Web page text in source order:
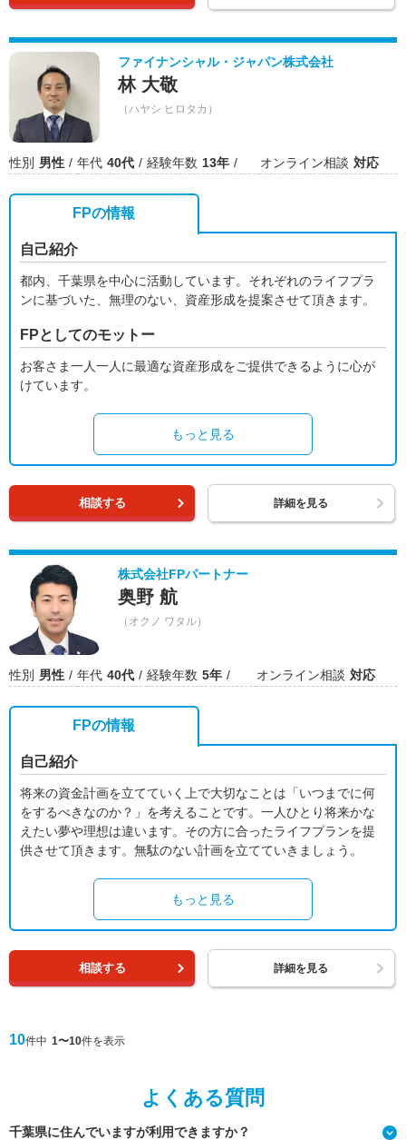
ファイナンシャル・ジャパン株式会社
林 大敬
（ハヤシ ヒロタカ）
性別 男性 年代 40代 経験年数 13年 オンライン相談 対応
FPの情報
自己紹介
都内、千葉県を中心に活動しています。それぞれのライフプラ
ンに基づいた、無理のない、資産形成を提案させて頂きます。
FPとしてのモットー
お客さま一人一人に最適な資産形成をご提供できるように心が
けています。
もっと見る
相談する 詳細を見る
株式会社FPパートナー
奥野 航
（オクノ ワタル）
性別 男性 年代 40代 経験年数 5年 オンライン相談 対応
FPの情報
自己紹介
将来の資金計画を立てていく上で大切なことは「いつまでに何
をするべきなのか？」を考えることです。一人ひとり将来かな
えたい夢や理想は違います。その方に合ったライフプランを提
供させて頂きます。無駄のない計画を立てていきましょう。
もっと見る
相談する 詳細を見る
10件中 1〜10件を表示
よくある質問
千葉県に住んでいますが利用できますか？